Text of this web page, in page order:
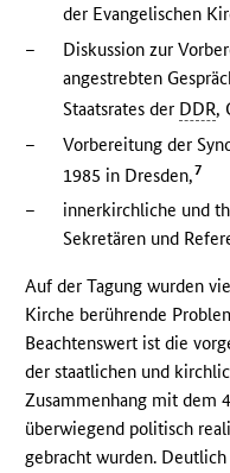
der Evangelischen
–
Diskussion zur
angestrebten
Staatsrates der DDR,
– Vorbereitung der
1985 in Dresden,7
–
innerkirchliche und
Sekretären und
Auf der Tagung wurden
Kirche berührende
Beachtenswert ist die
der staatlichen und
Zusammenhang mit dem
überwiegend politisch
gebracht wurden.